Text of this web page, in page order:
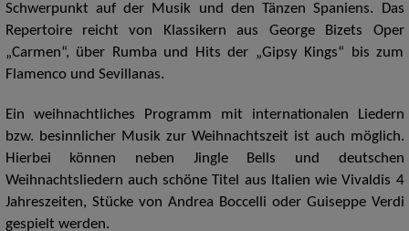
Schwerpunkt auf der Musik und den Tänzen Spaniens. Das
Repertoire reicht von Klassikern aus George Bizets Oper
„Carmen“, über Rumba und Hits der „Gipsy Kings“ bis zum
Flamenco und Sevillanas.
Ein weihnachtliches Programm mit internationalen Liedern
bzw. besinnlicher Musik zur Weihnachtszeit ist auch möglich.
Hierbei können neben Jingle Bells und deutschen
Weihnachtsliedern auch schöne Titel aus Italien wie Vivaldis 4
Jahreszeiten, Stücke von Andrea Boccelli oder Guiseppe Verdi
gespielt werden.